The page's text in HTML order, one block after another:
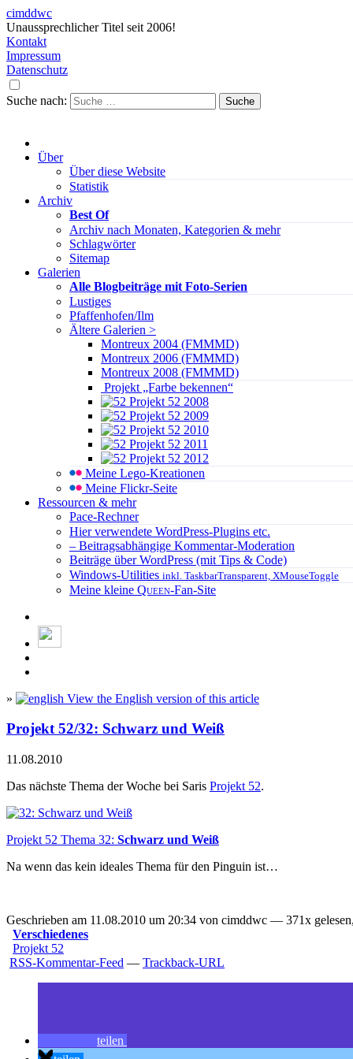
cimddwc
Unaussprechlicher Titel seit 2006!
Kontakt
Impressum
Datenschutz
Suche nach:
Über
Über diese Website
Statistik
Archiv
Best Of
Archiv nach Monaten, Kategorien & mehr
Schlagwörter
Sitemap
Galerien
Alle Blogbeiträge mit Foto-Serien
Lustiges
Pfaffenhofen/Ilm
Ältere Galerien >
Montreux 2004 (FMMMD)
Montreux 2006 (FMMMD)
Montreux 2008 (FMMMD)
Projekt „Farbe bekennen“
Projekt 52 2008
Projekt 52 2009
Projekt 52 2010
Projekt 52 2011
Projekt 52 2012
Meine Lego-Kreationen
Meine Flickr-Seite
Ressourcen & mehr
Pace-Rechner
Hier verwendete WordPress-Plugins etc.
– Beitragsabhängige Kommentar-Moderation
Beiträge über WordPress (mit Tips & Code)
Windows-Utilities inkl. TaskbarTransparent, XMouseToggle
Meine kleine Queen-Fan-Site
» View the English version of this article
Projekt 52/32: Schwarz und Weiß
11.08.2010
Das nächste Thema der Woche bei Saris Projekt 52.
Projekt 52 Thema 32: Schwarz und Weiß
Na wenn das kein ideales Thema für den Pinguin ist…
Geschrieben am 11.08.2010 um 20:34 von cimddwc — 371x
Verschiedenes
Projekt 52
RSS-Kommentar-Feed — Trackback-URL
teilen